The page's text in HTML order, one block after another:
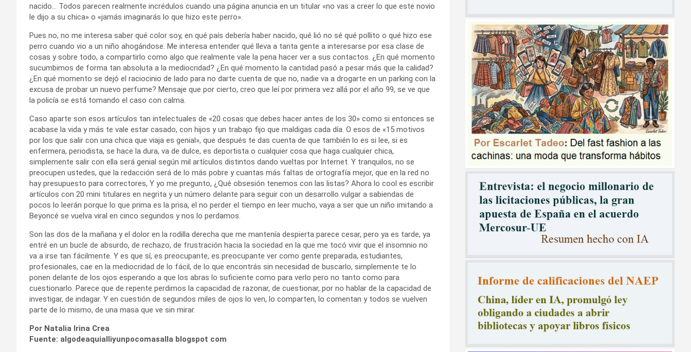
nacido… Todos parecen realmente incrédulos cuando una página anuncia en un titular «no vas a creer lo que este novio
le dijo a su chica» o «jamás imaginarás lo que hizo este perro».
Pues no, no me interesa saber qué color soy, en qué país debería haber nacido, qué lió no sé qué pollito o qué hizo ese
perro cuando vio a un niño ahogándose. Me interesa entender qué lleva a tanta gente a interesarse por esa clase de
cosas y sobre todo, a compartirlo como algo que realmente vale la pena hacer ver a sus contactos. ¿En qué momento
sucumbimos de forma tan absoluta a la mediocridad? ¿En qué momento la cantidad pasó a pesar más que la calidad?
¿En qué momento se dejó el raciocinio de lado para no darte cuenta de que no, nadie va a drogarte en un parking con la
excusa de probar un nuevo perfume? Mensaje que por cierto, creo que leí por primera vez allá por el año 99, se ve que
la policía se está tomando el caso con calma.
Caso aparte son esos artículos tan intelectuales de «20 cosas que debes hacer antes de los 30» como si entonces se
acabase la vida y más te vale estar casado, con hijos y un trabajo fijo que maldigas cada día. O esos de «15 motivos
por los que salir con una chica que viaja es genial», que después te das cuenta de que también lo es si lee, si es
enfermera, periodista, se hace la dura, va de dulce, es deportista o cualquier cosa que haga cualquier chica,
simplemente salir con ella será genial según mil artículos distintos dando vueltas por Internet. Y tranquilos, no se
preocupen ustedes, que la redacción será de lo más pobre y cuantas más faltas de ortografía mejor, que en la red no
hay presupuesto para correctores, Y yo me pregunto, ¿Qué obsesión tenemos con las listas? Ahora lo cool es escribir
artículos con 20 mini titulares en negrita y un número delante para seguir con un desarrollo vulgar a sabiendas de
pocos lo leerán porque lo que prima es la prisa, el no perder el tiempo en leer mucho, vaya a ser que un niño imitando a
Beyoncé se vuelva viral en cinco segundos y nos lo perdamos.
Son las dos de la mañana y el dolor en la rodilla derecha que me mantenía despierta parece cesar, pero ya es tarde, ya
entré en un bucle de absurdo, de rechazo, de frustración hacia la sociedad en la que me tocó vivir que el insomnio no
va a irse tan fácilmente. Y es que sí, es preocupante, es preocupante ver como gente preparada, estudiantes,
profesionales, cae en la mediocridad de lo fácil, de lo que encontrás sin necesidad de buscarlo, simplemente te lo
ponen delante de los ojos esperando a que los abras lo suficiente como para verlo pero no tanto como para
cuestionarlo. Parece que de repente perdimos la capacidad de razonar, de cuestionar, por no hablar de la capacidad de
investigar, de indagar. Y en cuestión de segundos miles de ojos lo ven, lo comparten, lo comentan y todos se vuelven
parte de lo mismo, de una masa que ve sin mirar.
Por Natalia Irina Crea
Fuente: algodeaquialliyunpocomasalla blogspot com